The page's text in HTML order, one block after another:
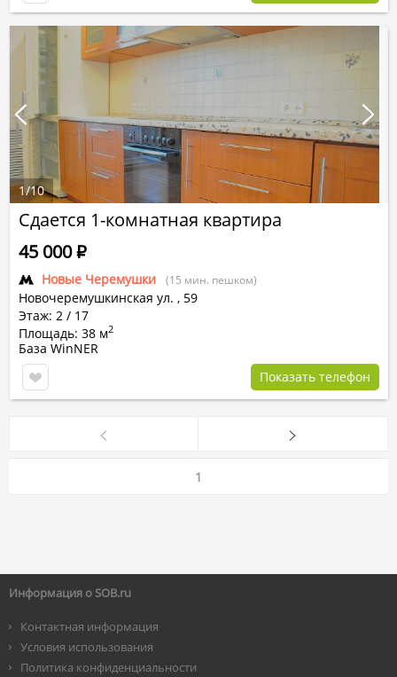
Сдается 1-комнатная квартира
Новые Черемушки (15 мин. пешком)
Новочеремушкинская ул. , 59
Этаж: 2 / 17
Площадь: 38 м2
45 000Р
База WinNER
Показать телефон
1/10
1
Информация о SOB.ru
Контактная информация
Условия использования
Политика конфиденциальности